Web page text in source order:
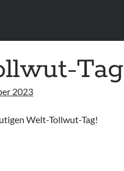
Tag
2023
Welt-Tollwut-Tag!